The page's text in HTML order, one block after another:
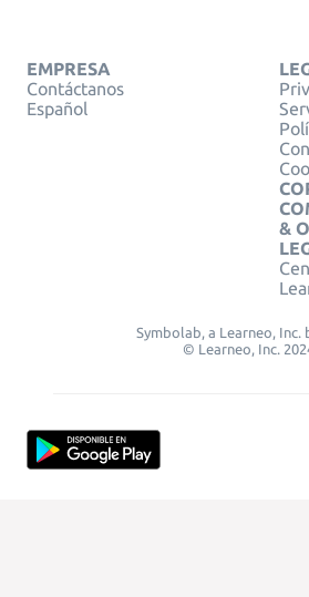
EMPRESA
Contáctanos
Español
&
Symbolab, a Learneo, Inc.
© Learneo, Inc.